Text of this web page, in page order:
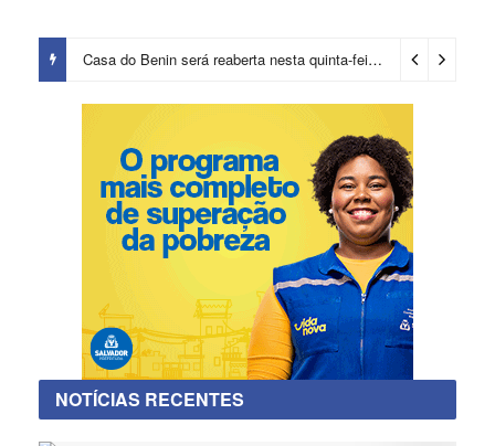
Casa do Benin será reaberta nesta quinta-feira (6) 4 dias ago
NOTÍCIAS RECENTES